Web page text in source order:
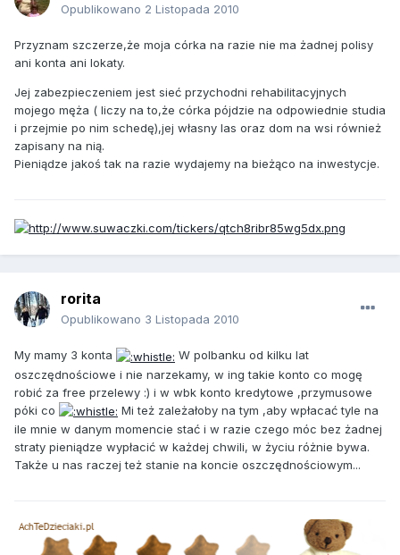
Opublikowano 2 Listopada 2010
Przyznam szczerze,że moja córka na razie nie ma żadnej polisy
ani konta ani lokaty.
Jej zabezpieczeniem jest sieć przychodni rehabilitacyjnych
mojego męża ( liczy na to,że córka pójdzie na odpowiednie studia
i przejmie po nim schedę),jej własny las oraz dom na wsi również
zapisany na nią.
Pieniądze jakoś tak na razie wydajemy na bieżąco na inwestycje.
rorita
Opublikowano 3 Listopada 2010
My mamy 3 konta
W polbanku od kilku lat
oszczędnościowe i nie narzekamy, w ing takie konto co mogę
robić za free przelewy :) i w wbk konto kredytowe ,przymusowe
póki co
Mi też zależałoby na tym ,aby wpłacać tyle na
ile mnie w danym momencie stać i w razie czego móc bez żadnej
straty pieniądze wypłacić w każdej chwili, w życiu różnie bywa.
Także u nas raczej też stanie na koncie oszczędnościowym...